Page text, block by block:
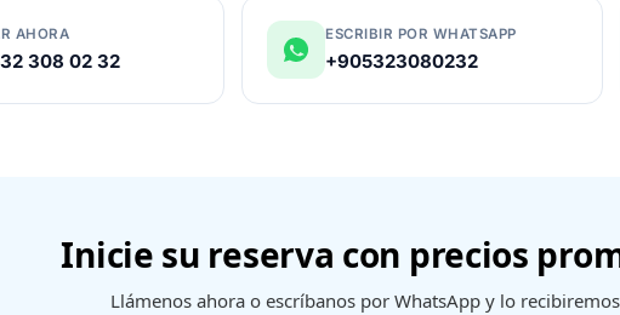
AHORA
308 02 32
ESCRIBIR POR WHATSAPP
+905323080232
Inicie su reserva con precios
Llámenos ahora o escríbanos por WhatsApp y lo